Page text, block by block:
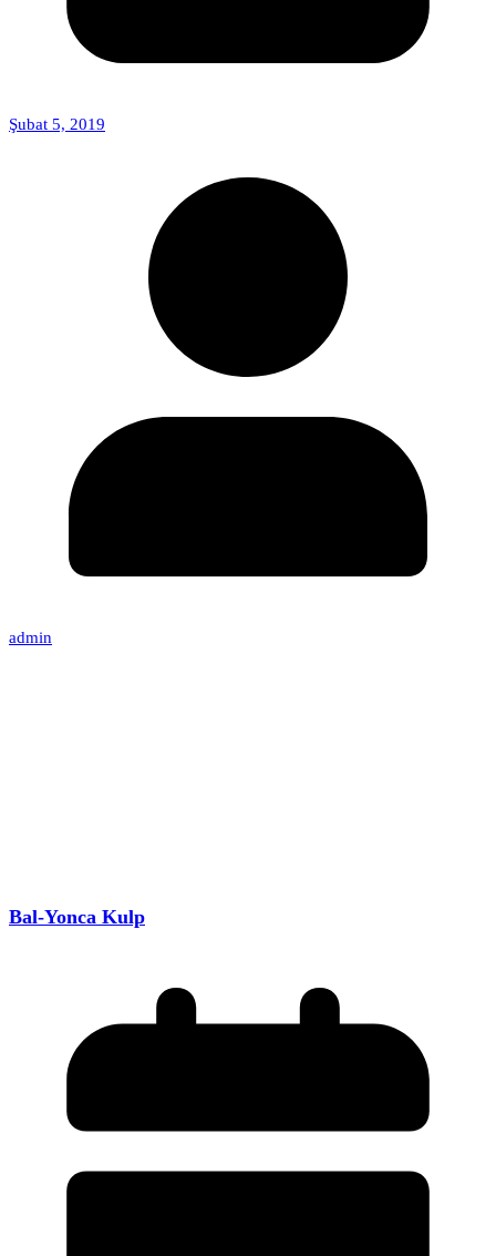
Şubat 5, 2019
admin
Bal-Yonca Kulp